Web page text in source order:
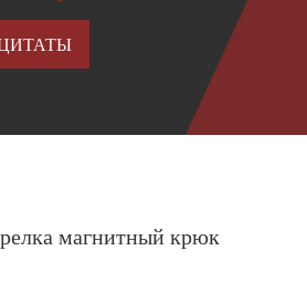
магнитный крюк